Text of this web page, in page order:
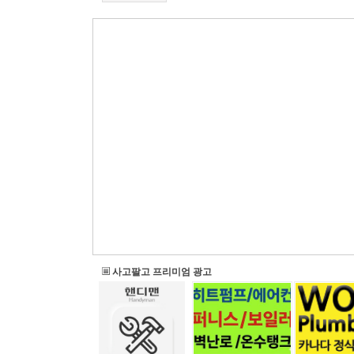
사고팔고 프리미엄 광고